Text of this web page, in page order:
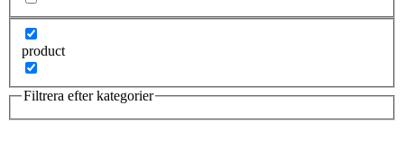
product
Filtrera efter kategorier